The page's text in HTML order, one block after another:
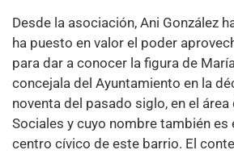
Desde la asociación, Ani González
ha puesto en valor el poder
para dar a conocer la figura de
concejala del Ayuntamiento en la
noventa del pasado siglo, en el área
Sociales y cuyo nombre también es
centro cívico de este barrio. El